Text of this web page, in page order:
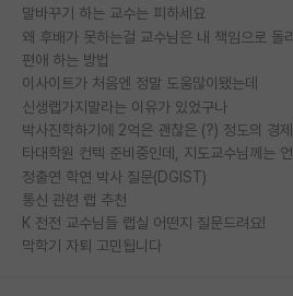
말바꾸기 하는 교수는 피하세요
편애 하는 방법
이사이트가 처음엔 정말 도움많이됐는데
신생랩가지말라는 이유가 있었구나
정출연 학연 박사 질문(DGIST)
통신 관련 랩 추천
K 전전 교수님들 랩실 어떤지 질문드려요!
막학기 자퇴 고민됩니다